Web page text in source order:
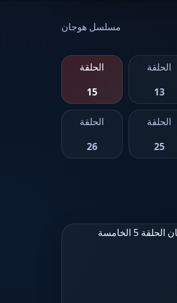
مسلسل هوجان
الحلقة
13
الحلقة
15
الحلقة
25
الحلقة
26